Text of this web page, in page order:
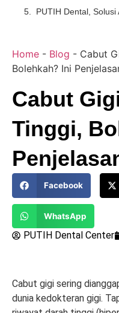
Home - Blog - Cabut
Bolehkah? Ini
Cabut
Tinggi,
Facebook
WhatsApp
PUTIH Dental Center
Cabut gigi sering
dunia kedokteran gigi.